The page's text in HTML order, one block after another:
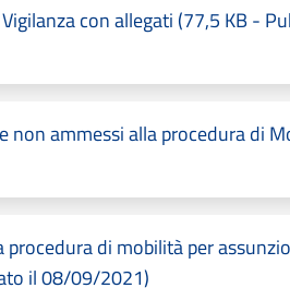
con allegati (77,5 KB -
non ammessi alla procedura di
procedura di mobilità per
il 08/09/2021)